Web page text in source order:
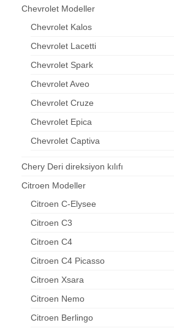
Chevrolet Modeller
Chevrolet Kalos
Chevrolet Lacetti
Chevrolet Spark
Chevrolet Aveo
Chevrolet Cruze
Chevrolet Epica
Chevrolet Captiva
Chery Deri direksiyon kılıfı
Citroen Modeller
Citroen C-Elysee
Citroen C3
Citroen C4
Citroen C4 Picasso
Citroen Xsara
Citroen Nemo
Citroen Berlingo